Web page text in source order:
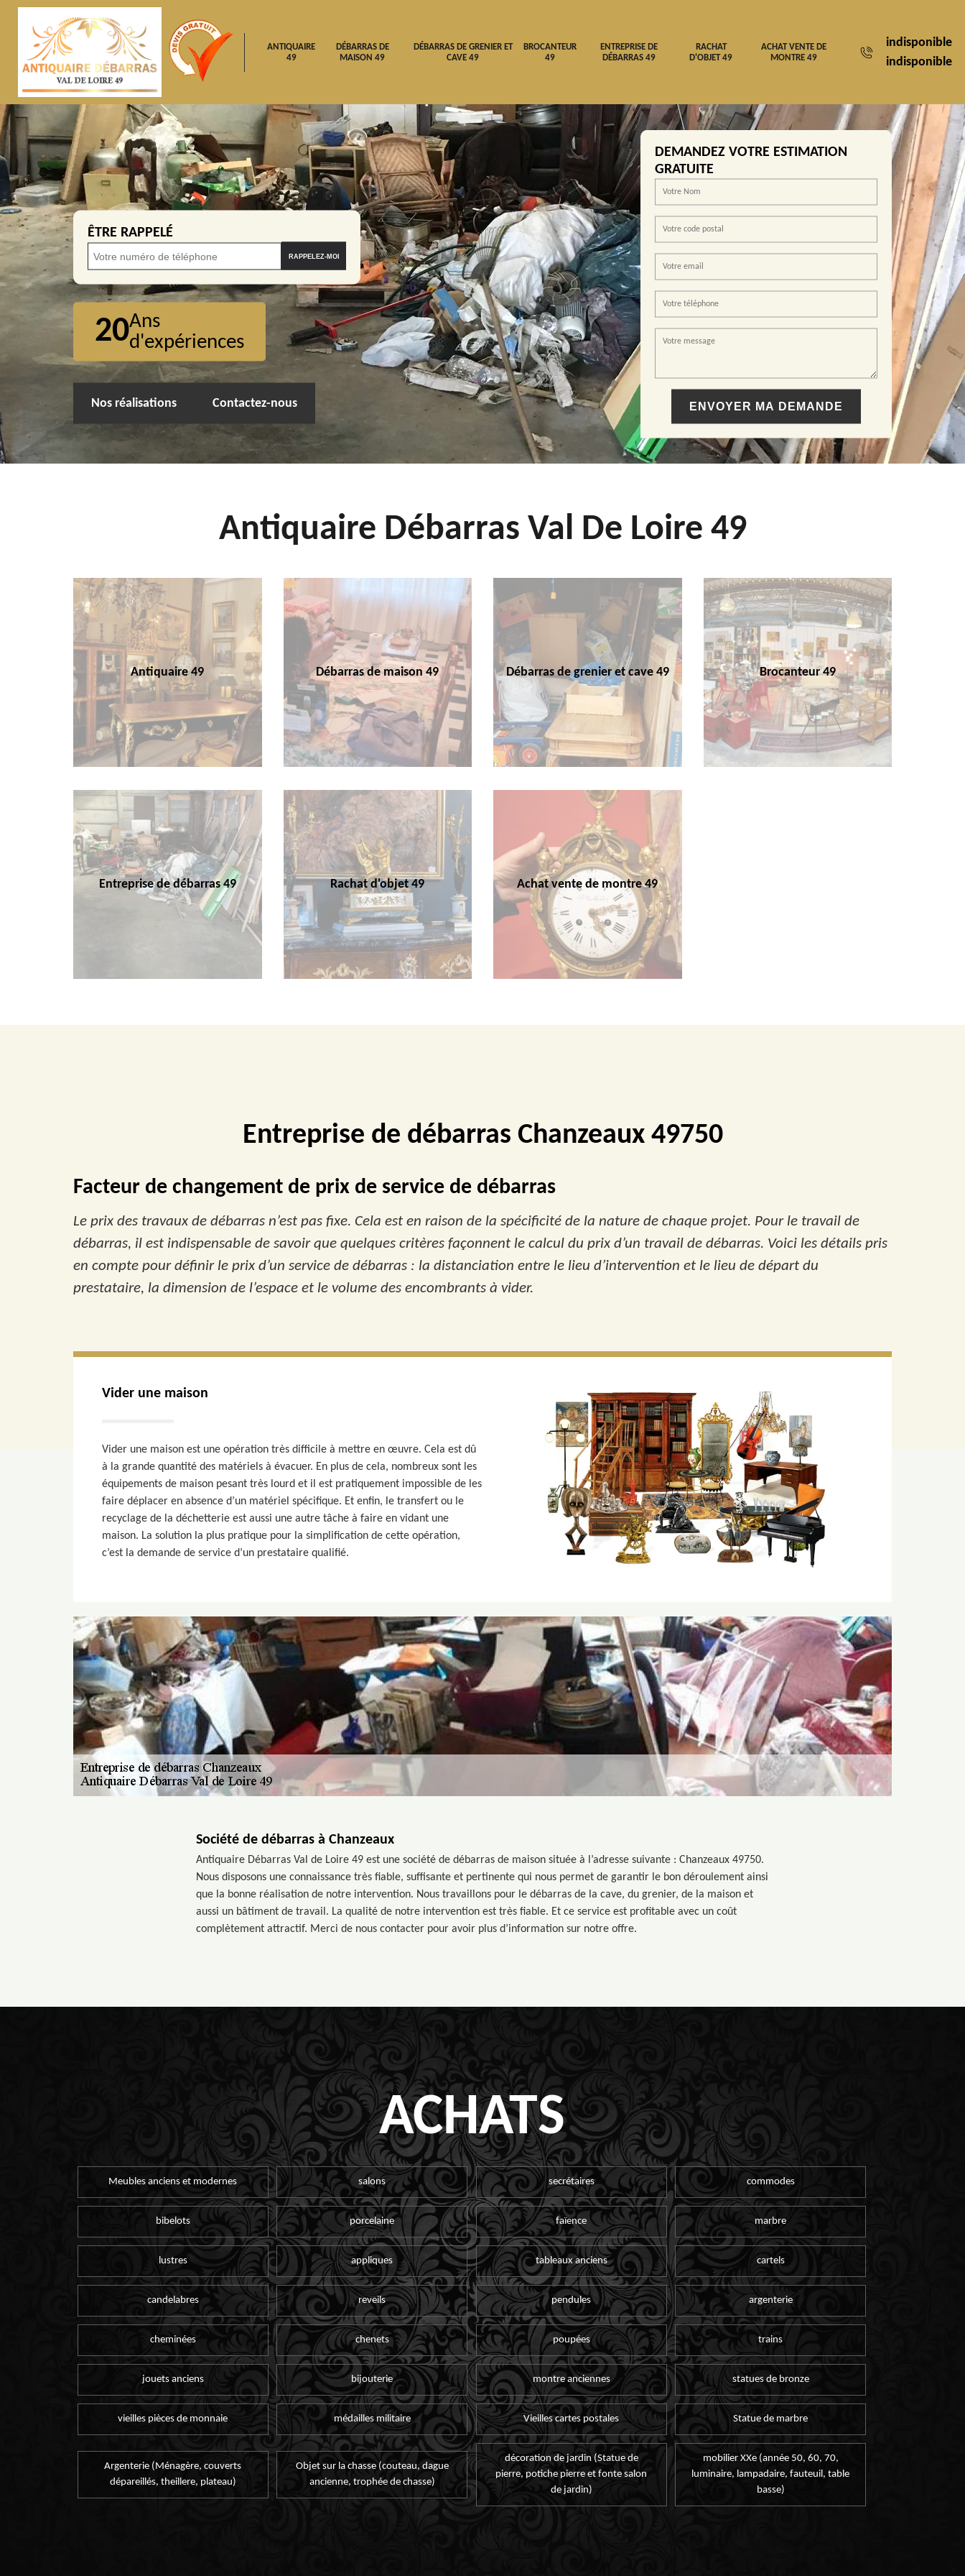
ANTIQUAIRE
49
DÉBARRAS DE
MAISON 49
DÉBARRAS DE GRENIER ET
CAVE 49
BROCANTEUR
49
ENTREPRISE DE
DÉBARRAS 49
RACHAT
D'OBJET 49
ACHAT VENTE DE
MONTRE 49
indisponible
indisponible
ÊTRE RAPPELÉ
20Ans
d'expériences
Nos réalisations Contactez-nous
DEMANDEZ VOTRE ESTIMATION
GRATUITE
Antiquaire Débarras Val De Loire 49
Antiquaire 49 Débarras de maison 49 Débarras de grenier et cave 49 Brocanteur 49
Entreprise de débarras 49 Rachat d'objet 49 Achat vente de montre 49
Entreprise de débarras Chanzeaux 49750
Facteur de changement de prix de service de débarras
Le prix des travaux de débarras n’est pas fixe. Cela est en raison de la spécificité de la nature de chaque projet. Pour le travail de
débarras, il est indispensable de savoir que quelques critères façonnent le calcul du prix d’un travail de débarras. Voici les détails pris
en compte pour définir le prix d’un service de débarras : la distanciation entre le lieu d’intervention et le lieu de départ du
prestataire, la dimension de l’espace et le volume des encombrants à vider.
Vider une maison
Vider une maison est une opération très difficile à mettre en œuvre. Cela est dû
à la grande quantité des matériels à évacuer. En plus de cela, nombreux sont les
équipements de maison pesant très lourd et il est pratiquement impossible de les
faire déplacer en absence d’un matériel spécifique. Et enfin, le transfert ou le
recyclage de la déchetterie est aussi une autre tâche à faire en vidant une
maison. La solution la plus pratique pour la simplification de cette opération,
c’est la demande de service d’un prestataire qualifié.
Société de débarras à Chanzeaux
Antiquaire Débarras Val de Loire 49 est une société de débarras de maison située à l’adresse suivante : Chanzeaux 49750.
Nous disposons une connaissance très fiable, suffisante et pertinente qui nous permet de garantir le bon déroulement ainsi
que la bonne réalisation de notre intervention. Nous travaillons pour le débarras de la cave, du grenier, de la maison et
aussi un bâtiment de travail. La qualité de notre intervention est très fiable. Et ce service est profitable avec un coût
complètement attractif. Merci de nous contacter pour avoir plus d’information sur notre offre.
ACHATS
Meubles anciens et modernes salons secrétaires commodes
bibelots porcelaine faïence marbre
lustres appliques tableaux anciens cartels
candelabres reveils pendules argenterie
cheminées chenets poupées trains
jouets anciens bijouterie montre anciennes statues de bronze
vieilles pièces de monnaie médailles militaire Vieilles cartes postales Statue de marbre
Argenterie (Ménagère, couverts
dépareillés, theillere, plateau)
Objet sur la chasse (couteau, dague
ancienne, trophée de chasse)
décoration de jardin (Statue de
pierre, potiche pierre et fonte salon
de jardin)
mobilier XXe (année 50, 60, 70,
luminaire, lampadaire, fauteuil, table
basse)